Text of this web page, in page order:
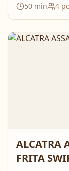
50 min 4
ALCATRA
FRITA